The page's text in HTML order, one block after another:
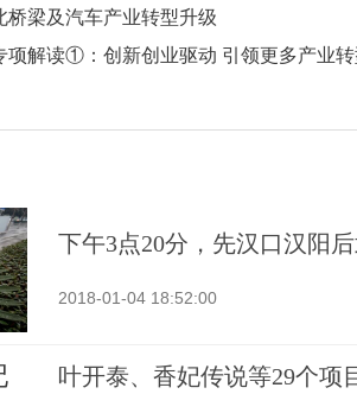
桥梁及汽车产业转型升级
项解读①：创新创业驱动 引领更多产业
下午3点20分，先汉口汉阳
2018-01-04 18:52:00
叶开泰、香妃传说等29个项